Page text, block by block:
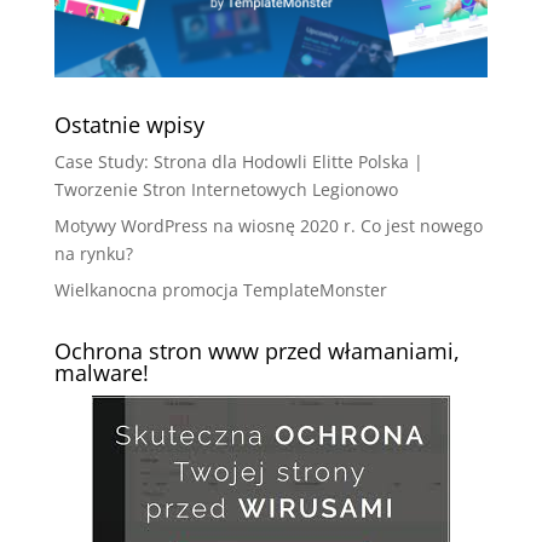
Ostatnie wpisy
Case Study: Strona dla Hodowli Elitte Polska |
Tworzenie Stron Internetowych Legionowo
Motywy WordPress na wiosnę 2020 r. Co jest nowego
na rynku?
Wielkanocna promocja TemplateMonster
Ochrona stron www przed włamaniami,
malware!